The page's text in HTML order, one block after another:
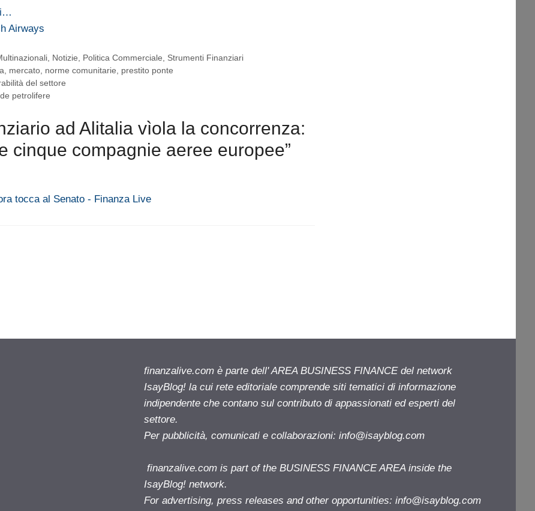
Airways
, Notizie, Politica Commerciale, Strumenti Finanziari
, mercato, norme comunitarie, prestito ponte
del settore
petrolifere
ad Alitalia vìola la concorrenza:
cinque compagnie aeree europee”
tocca al Senato - Finanza Live
finanzalive.com è parte dell' AREA BUSINESS FINANCE del network
IsayBlog! la cui rete editoriale comprende siti tematici di informazione
indipendente che contano sul contributo di appassionati ed esperti del
settore.
Per pubblicità, comunicati e collaborazioni: info@isayblog.com
finanzalive.com is part of the BUSINESS FINANCE AREA inside the
IsayBlog! network.
For advertising, press releases and other opportunities: info@isayblog.com